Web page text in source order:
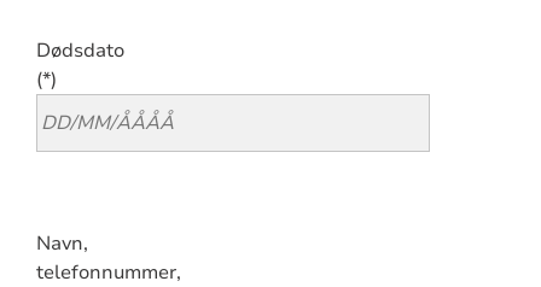
Dødsdato
Navn,
telefonnummer,